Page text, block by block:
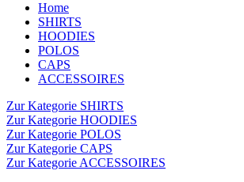
Home
SHIRTS
HOODIES
POLOS
CAPS
ACCESSOIRES
Zur Kategorie SHIRTS
Zur Kategorie HOODIES
Zur Kategorie POLOS
Zur Kategorie CAPS
Zur Kategorie ACCESSOIRES